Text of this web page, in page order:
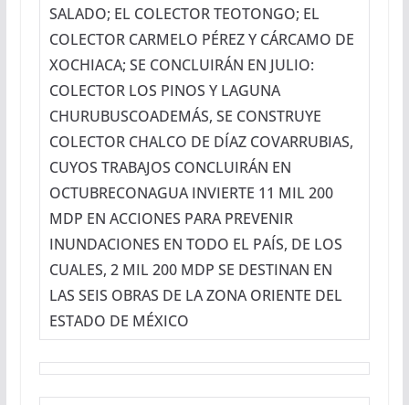
SALADO; EL COLECTOR TEOTONGO; EL
COLECTOR CARMELO PÉREZ Y CÁRCAMO DE
XOCHIACA; SE CONCLUIRÁN EN JULIO:
COLECTOR LOS PINOS Y LAGUNA
CHURUBUSCOADEMÁS, SE CONSTRUYE
COLECTOR CHALCO DE DÍAZ COVARRUBIAS,
CUYOS TRABAJOS CONCLUIRÁN EN
OCTUBRECONAGUA INVIERTE 11 MIL 200
MDP EN ACCIONES PARA PREVENIR
INUNDACIONES EN TODO EL PAÍS, DE LOS
CUALES, 2 MIL 200 MDP SE DESTINAN EN
LAS SEIS OBRAS DE LA ZONA ORIENTE DEL
ESTADO DE MÉXICO